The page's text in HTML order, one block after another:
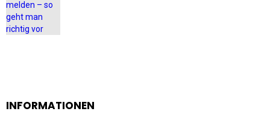
INFORMATIONEN